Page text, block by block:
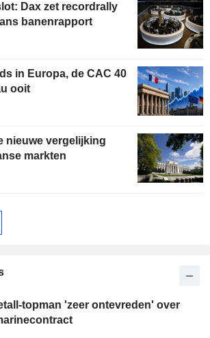
Dax zet recordrally
banenrapport
in Europa, de CAC 40
ooit
nieuwe vergelijking
markten
topman 'zeer ontevreden' over